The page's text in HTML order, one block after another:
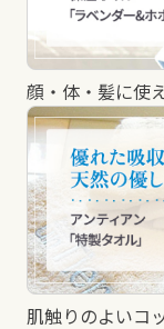
顔・体・髪に使
肌触りのよいコ